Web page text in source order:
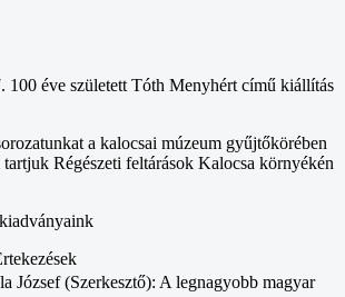
100 éve született Tóth Menyhért című kiállítás
a kalocsai múzeum gyűjtőkörében
Régészeti feltárások Kalocsa környékén
József (Szerkesztő): A legnagyobb magyar